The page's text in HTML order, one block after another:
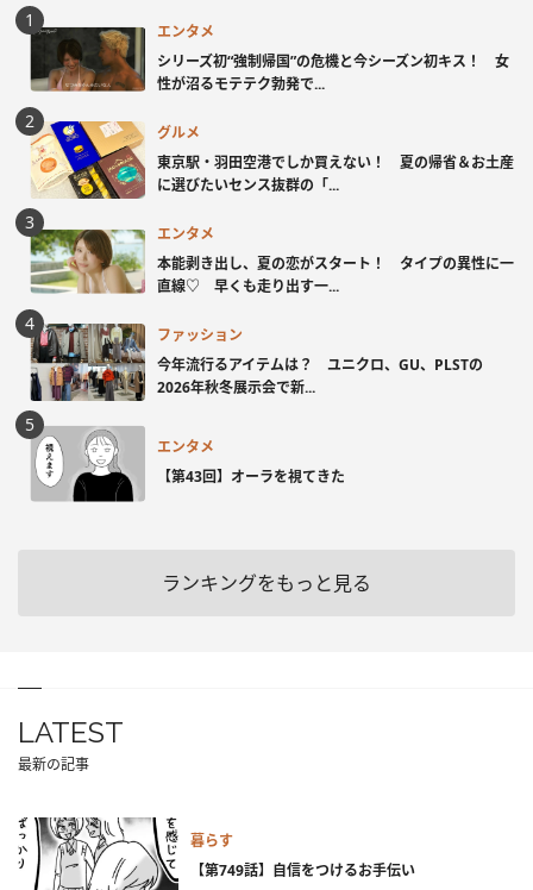
エンタメ
シリーズ初“強制帰国”の危機と今シーズン初キス！ 女
性が沼るモテテク勃発で...
グルメ
東京駅・羽田空港でしか買えない！ 夏の帰省＆お土産
に選びたいセンス抜群の「...
エンタメ
本能剥き出し、夏の恋がスタート！ タイプの異性に一
直線♡ 早くも走り出す一...
ファッション
今年流行るアイテムは？ ユニクロ、GU、PLSTの
2026年秋冬展示会で新...
エンタメ
【第43回】オーラを視てきた
ランキングをもっと見る
LATEST
最新の記事
暮らす
【第749話】自信をつけるお手伝い